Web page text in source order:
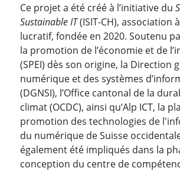
Ce projet a été créé à l’initiative du
Sustainable IT(ISIT-CH), association
lucratif, fondée en 2020. Soutenu
la promotion de l’économie et de
(SPEI) dès son origine, la Direction
numérique et des systèmes
(DGNSI), l’Office cantonal de la
climat (OCDC), ainsi qu’Alp ICT, la
promotion des technologies de
du numérique de Suisse
également été impliqués dans la
conception du centre de